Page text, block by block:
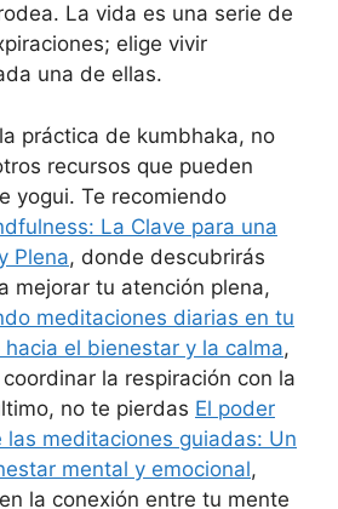
La vida es una serie de
elige vivir
una de ellas.
práctica de kumbhaka, no
recursos que pueden
yogui. Te recomiendo
La Clave para una
Plena, donde descubrirás
mejorar tu atención plena,
meditaciones diarias en tu
el bienestar y la calma,
la respiración con la
no te pierdas El poder
meditaciones guiadas: Un
mental y emocional,
la conexión entre tu mente